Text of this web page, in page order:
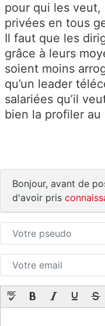
pour qui les
privées en tous
Il faut que les
grâce à leurs
soient moins
qu’un leader
salariées qu’il
bien la profiler au
Bonjour, avant de
d'avoir pris